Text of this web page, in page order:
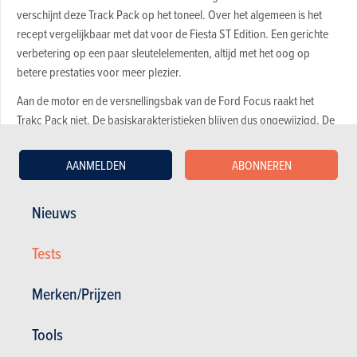
Nieuws
Tests
Merken/Prijzen
Tools
AANMELDEN ABONNEREN
verschijnt deze Track Pack op het toneel. Over het algemeen is het
recept vergelijkbaar met dat voor de Fiesta ST Edition. Een gerichte
verbetering op een paar sleutelelementen, altijd met het oog op
betere prestaties voor meer plezier.
Aan de motor en de versnellingsbak van de Ford Focus raakt het
Trakc Pack niet. De basiskarakteristieken blijven dus ongewijzigd. De
verstelbaar zijn in zowel in- als uitveren (respectievelijk 12 en 16
inkepingen), gekoppeld aan veren die 50% stugger zijn en de
grote remmen van de Mustang Mach-E (met vooraan schijven van 363
semi-slicks, speciaal ontwikkeld voor de Mustang, met het label "FP",
Je mag je vooral niet vergissen, anders
eindig je met een onbestuurbare auto.